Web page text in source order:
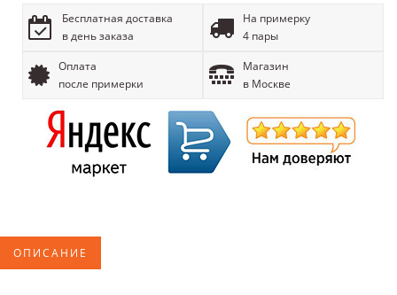
Бесплатная доставка
в день заказа
На примерку
4 пары
Оплата
после примерки
Магазин
в Москве
ОПИСАНИЕ